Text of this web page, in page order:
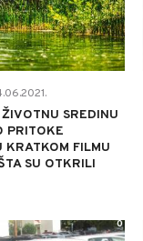
SREDINU
PRITOKE
KRATKOM FILMU
SU OTKRILI
0